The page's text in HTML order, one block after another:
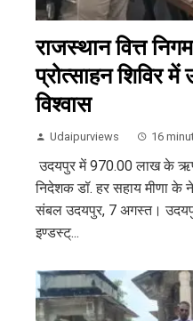
राजस्थान वित्त
प्रोत्साहन शिविर में
विश्वास
Udaipurviews 16
उदयपुर में 970.00 लाख के ऋण
निदेशक डॉ. हर सहाय मीणा के
संबल उदयपुर, 7 अगस्त।
इण्डस्ट्...